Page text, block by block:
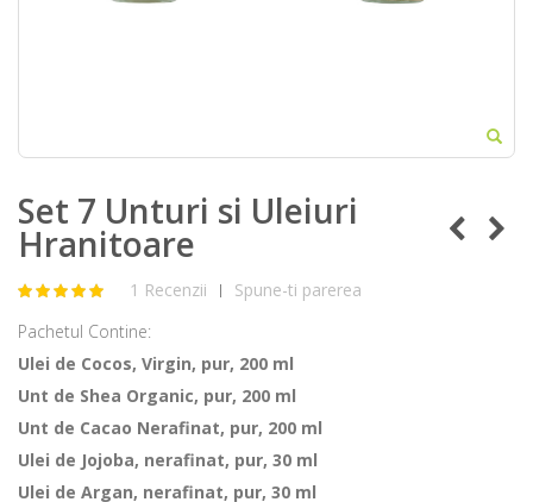
Set 7 Unturi si Uleiuri
Hranitoare
1 Recenzii |
Spune-ti parerea
Pachetul Contine:
Ulei de Cocos, Virgin, pur, 200 ml
Unt de Shea Organic, pur, 200 ml
Unt de Cacao Nerafinat, pur, 200 ml
Ulei de Jojoba, nerafinat, pur, 30 ml
Ulei de Argan, nerafinat, pur, 30 ml